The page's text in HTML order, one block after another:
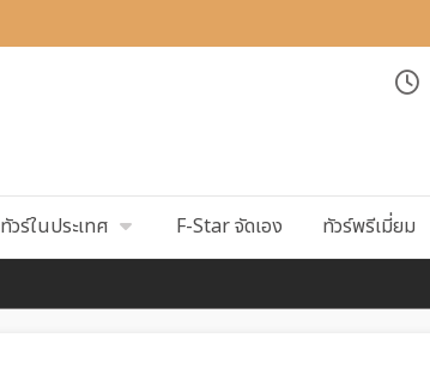
ทัวร์ในประเทศ F-Star จัดเอง ทัวร์พรีเมี่ยม